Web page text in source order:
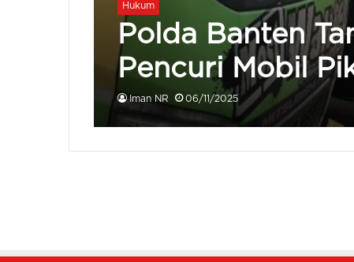
Hukum
Polda Banten
Pencuri Mobil
Iman NR 06/11/2025